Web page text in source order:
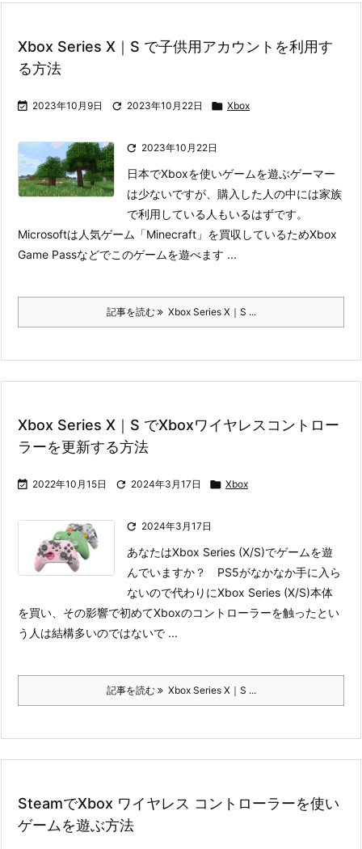
Xbox Series X｜S で子供用アカウントを利用す
る方法
 2023年10月9日  2023年10月22日  Xbox
 2023年10月22日
日本でXboxを使いゲームを遊ぶゲーマー
は少ないですが、購入した人の中には家族
で利用している人もいるはずです。
Microsoftは人気ゲーム「Minecraft」を買収しているためXbox
Game Passなどでこのゲームを遊べます ...
記事を読む Xbox Series X｜S ...
Xbox Series X｜S でXboxワイヤレスコントロー
ラーを更新する方法
 2022年10月15日  2024年3月17日  Xbox
 2024年3月17日
あなたはXbox Series (X/S)でゲームを遊
んでいますか？ PS5がなかなか手に入ら
ないので代わりにXbox Series (X/S)本体
を買い、その影響で初めてXboxのコントローラーを触ったとい
う人は結構多いのではないで ...
記事を読む Xbox Series X｜S ...
SteamでXbox ワイヤレス コントローラーを使い
ゲームを遊ぶ方法